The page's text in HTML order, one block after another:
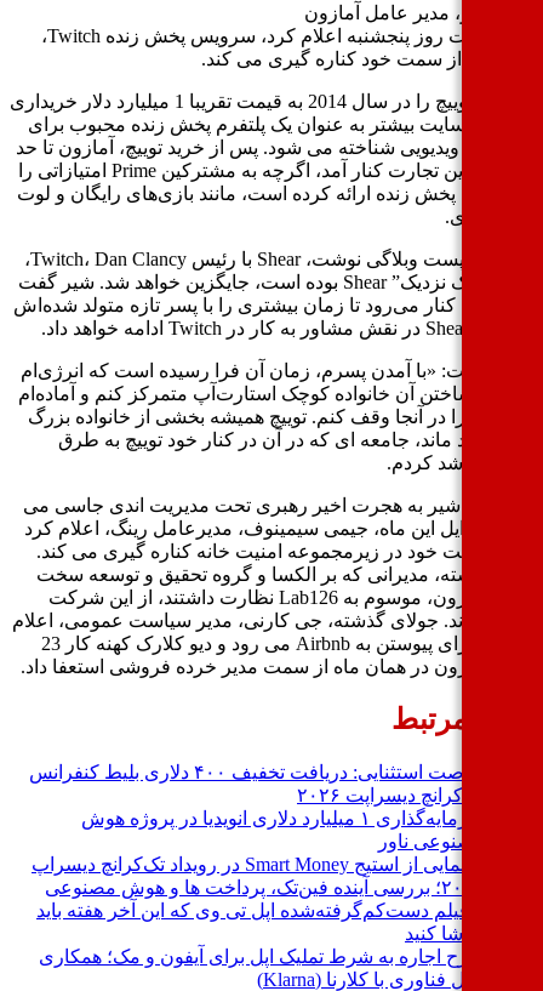
شیر، مدیر عامل آمازون
این شرکت روز پنجشنبه اعلام کرد، سرویس پخش زنده Twitch،
از سمت خود کناره گیری می کند.
آمازون توییچ را در سال 2014 به قیمت تقریبا 1 میلیارد دلار خریداری
این سایت بیشتر به عنوان یک پلتفرم پخش زنده محبوب برای
ویدیویی شناخته می شود. پس از خرید توییچ، آمازون تا حد
زیادی با این تجارت کنار آمد، اگرچه به مشترکین Prime امتیازاتی را
پخش زنده ارائه کرده است، مانند بازی‌های رایگان و لوت
او در یک پست وبلاگی نوشت، Shear با رئیس Twitch، Dan Clancy،
که “شریک نزدیک” Shear بوده است، جایگزین خواهد شد. شیر گفت
آنجا کنار می‌رود تا زمان بیشتری را با پسر تازه متولد شده‌اش
نوشت: «با آمدن پسرم، زمان آن فرا رسیده است که انرژی‌ام
ساختن آن خانواده کوچک استارت‌آپ متمرکز کنم و آماده‌ام
را در آنجا وقف کنم. توییچ همیشه بخشی از خانواده بزرگ
ماند، جامعه ای که در آن در کنار خود توییچ به طرق
رشد کردم.
شیر به هجرت اخیر رهبری تحت مدیریت اندی جاسی می
اوایل این ماه، جیمی سیمینوف، مدیرعامل رینگ، اعلام کرد
سمت خود در زیرمجموعه امنیت خانه کناره گیری می کند.
گذشته، مدیرانی که بر الکسا و گروه تحقیق و توسعه سخت
افزار آمازون، موسوم به Lab126 نظارت داشتند، از این شرکت
شدند. جولای گذشته، جی کارنی، مدیر سیاست عمومی، اعلام
کرد که برای پیوستن به Airbnb می رود و دیو کلارک کهنه کار 23
آمازون در همان ماه از سمت مدیر خرده فروشی استعفا داد.
مرتبط
فرصت استثنایی: دریافت تخفیف ۴۰۰ دلاری بلیط کنفرانس
تک‌کرانچ دیسراپت ۲۰۲۶
سرمایه‌گذاری ۱ میلیارد دلاری انویدیا در پروژه هوش
مصنوعی ناور
رونمایی از استیج Smart Money در رویداد تک‌کرانچ دیسراپ
۳ فیلم دست‌کم‌گرفته‌شده اپل تی وی که این آخر هفته باید
تماشا کنید
طرح اجاره به شرط تملیک اپل برای آیفون و مک؛ همکاری
غول فناوری با کلارنا (Klarna)